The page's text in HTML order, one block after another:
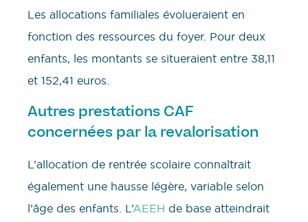
Les allocations familiales évolueraient en
fonction des ressources du foyer. Pour deux
enfants, les montants se situeraient entre 38,11
et 152,41 euros.
Autres prestations CAF
concernées par la revalorisation
L’allocation de rentrée scolaire connaîtrait
également une hausse légère, variable selon
l’âge des enfants. L’AEEH de base atteindrait